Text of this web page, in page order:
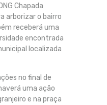
Chapada
arborizar o bairro
receberá uma
encontrada
localizada
no final de
uma ação
e na praça